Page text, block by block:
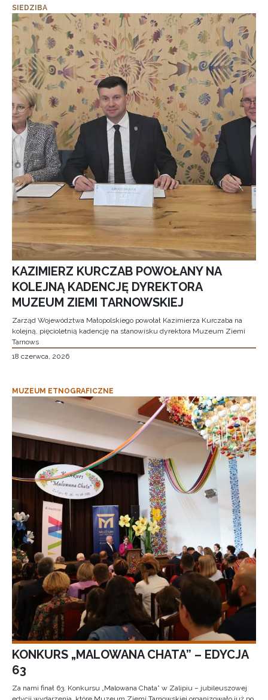
SIEDZIBA
KAZIMIERZ KURCZAB POWOŁANY NA
KOLEJNĄ KADENCJĘ DYREKTORA
MUZEUM ZIEMI TARNOWSKIEJ
Zarząd Województwa Małopolskiego powołał Kazimierza Kurczaba na
kolejną, pięcioletnią kadencję na stanowisku dyrektora Muzeum Ziemi
Tarnows
18 czerwca, 2026
MUZEUM ETNOGRAFICZNE
KONKURS „MALOWANA CHATA” – EDYCJA
63
Za nami finał 63. Konkursu „Malowana Chata” w Zalipiu – jubileuszowej